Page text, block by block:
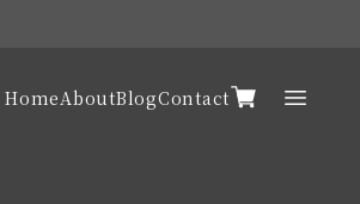
HomeAboutBlogContact